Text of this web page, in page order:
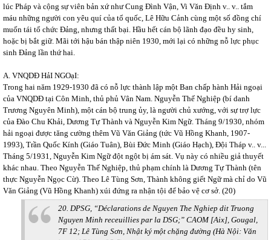
lúc Pháp và cộng sự viên bản xứ như Cung Đình Vận, Vi Văn Định v.. v.. tắm
máu những người con yêu quí của tổ quốc, Lê Hữu Cảnh cùng một số đồng chí
muốn tái tổ chức Đảng, nhưng thất bại. Hầu hết cán bộ lãnh đạo đều hy sinh,
hoặc bị bắt giữ. Mãi tới hậu bán thập niên 1930, mới lại có những nỗ lực phục
sinh Đảng lần thứ hai.
A. VNQDĐ HảI NGOạI:
Trong hai năm 1929-1930 đã có nỗ lực thành lập một Ban chấp hành Hải ngoại
của VNQDĐ tại Côn Minh, thủ phủ Vân Nam. Nguyễn Thế Nghiệp (bí danh
Trương Nguyên Minh), một cán bộ trung ủy, là người chủ xướng, với sự trợ lực
của Đào Chu Khải, Dương Tự Thành và Nguyễn Kim Ngữ. Tháng 9/1930, nhóm
hải ngoại được tăng cường thêm Vũ Văn Giảng (tức Vũ Hồng Khanh, 1907-
1993), Trần Quốc Kính (Giáo Tuân), Bùi Đức Minh (Giáo Hạch), Đội Tháp v.. v...
Tháng 5/1931, Nguyễn Kim Ngữ đột ngột bị ám sát. Vụ này có nhiều giả thuyết
khác nhau. Theo Nguyễn Thế Nghiệp, thủ phạm chính là Dương Tự Thành (tên
thực Nguyễn Ngọc Cừ). Theo Lê Tùng Sơn, Thành không giết Ngữ mà chỉ do Vũ
Văn Giảng (Vũ Hồng Khanh) xúi đứng ra nhận tội để bảo vệ cơ sở. (20)
20. DPSG, “Déclarations de Nguyen The Nghiep dit Truong
Nguyen Minh receuillies par la DSG;” CAOM [Aix], Gougal,
7F 12; Lê Tùng Sơn, Nhật ký một chặng đường (Hà Nội: Văn